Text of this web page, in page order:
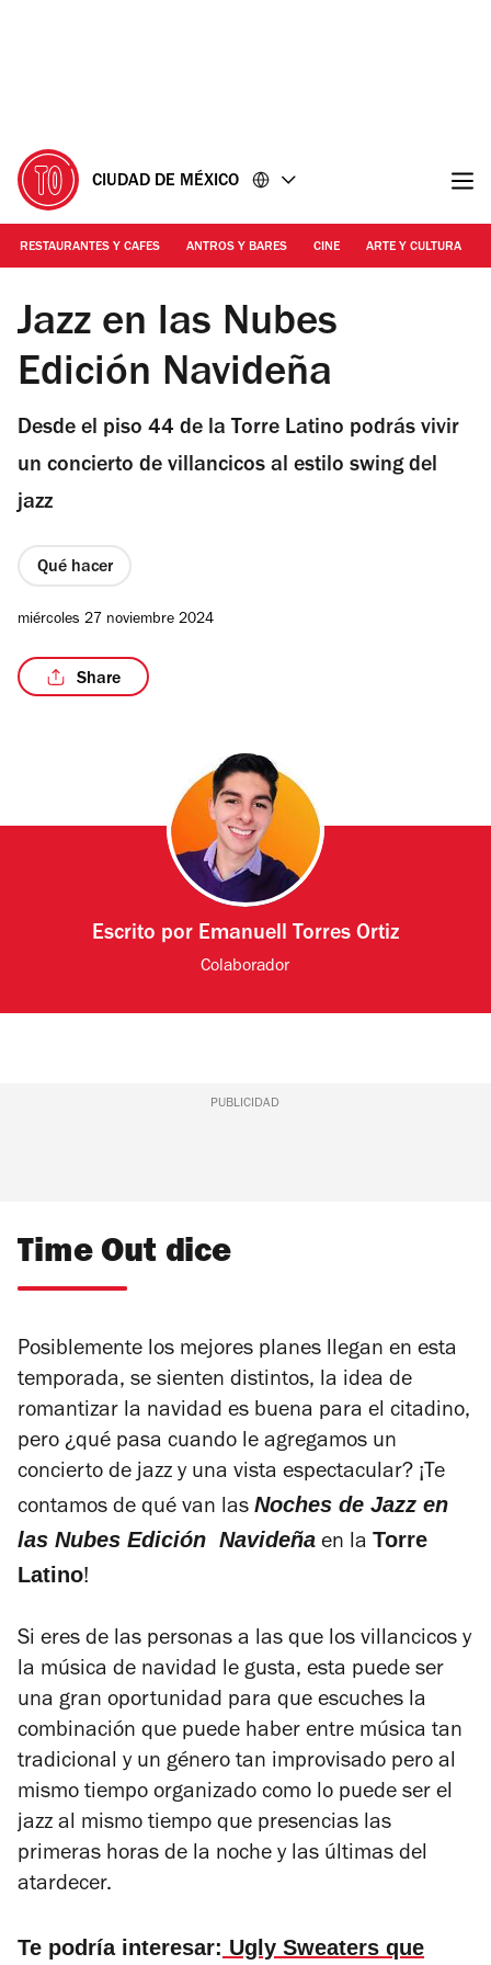
CIUDAD DE MÉXICO
RESTAURANTES Y CAFES ANTROS Y BARES CINE ARTE Y CULTURA
Foto: Cortesía
Jazz en las Nubes
Edición Navideña
Desde el piso 44 de la Torre Latino podrás vivir
un concierto de villancicos al estilo swing del
jazz
Qué hacer
miércoles 27 noviembre 2024
Share
Escrito por Emanuell Torres Ortiz
Colaborador
PUBLICIDAD
Time Out dice
Posiblemente los mejores planes llegan en esta
temporada, se sienten distintos, la idea de
romantizar la navidad es buena para el citadino,
pero ¿qué pasa cuando le agregamos un
concierto de jazz y una vista espectacular? ¡Te
contamos de qué van las Noches de Jazz en
las Nubes Edición Navideña en la Torre
Latino!
Si eres de las personas a las que los villancicos y
la música de navidad le gusta, esta puede ser
una gran oportunidad para que escuches la
combinación que puede haber entre música tan
tradicional y un género tan improvisado pero al
mismo tiempo organizado como lo puede ser el
jazz al mismo tiempo que presencias las
primeras horas de la noche y las últimas del
atardecer.
Te podría interesar: Ugly Sweaters que